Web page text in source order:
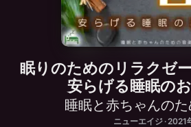
眠りのためのリラクゼ
安らげる睡眠の
睡眠と赤ちゃんの
ニューエイジ · 2021